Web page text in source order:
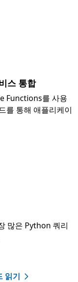
스 통합
Functions를 사용
를 통해 애플리케이
많은 Python 쿼리
읽기